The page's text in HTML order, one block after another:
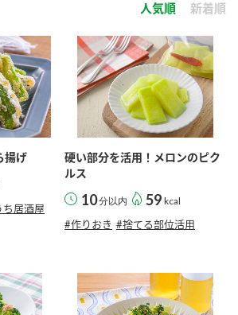
調味酢
ぽん酢
鍋用調味料
ルサイト
ルサイト トップ
ついて
人気順 新着順
揚げ
ち居酒屋
硬い部分を活用！メロンのピク
ルス
10分以内 59 kcal
#作りおき #捨てる部位活用